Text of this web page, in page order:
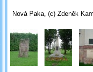
Nová Paka, (c) Zdeněk